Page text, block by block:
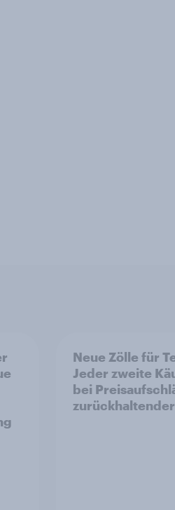
Neue Zölle für
Jeder zweite
bei